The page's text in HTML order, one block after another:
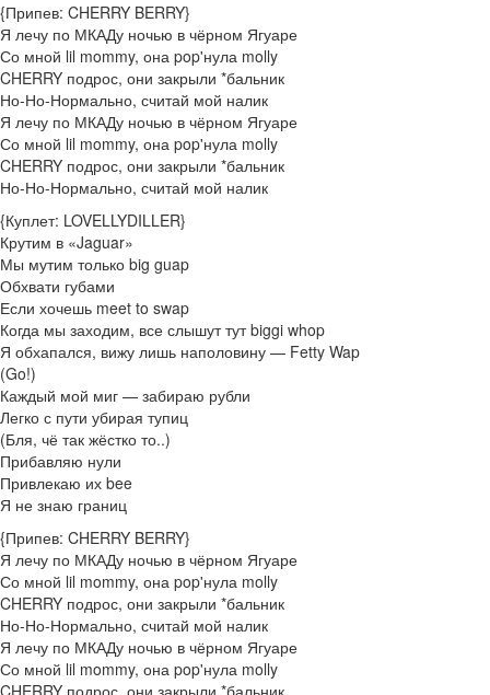
{Припев: CHERRY BERRY}
Я лечу по МКАДу ночью в чёрном Ягуаре
Со мной lil mommy, она pop'нула molly
CHERRY подрос, они закрыли *бальник
Но-Но-Нормально, считай мой налик
Я лечу по МКАДу ночью в чёрном Ягуаре
Со мной lil mommy, она pop'нула molly
CHERRY подрос, они закрыли *бальник
Но-Но-Нормально, считай мой налик
{Куплет: LOVELLYDILLER}
Крутим в «Jaguar»
Мы мутим только big guap
Обхвати губами
Если хочешь meet to swap
Когда мы заходим, все слышут тут biggi whop
Я обхапался, вижу лишь наполовину — Fetty Wap
(Go!)
Каждый мой миг — забираю рубли
Легко с пути убирая тупиц
(Бля, чё так жёстко то..)
Прибавляю нули
Привлекаю их bee
Я не знаю границ
{Припев: CHERRY BERRY}
Я лечу по МКАДу ночью в чёрном Ягуаре
Со мной lil mommy, она pop'нула molly
CHERRY подрос, они закрыли *бальник
Но-Но-Нормально, считай мой налик
Я лечу по МКАДу ночью в чёрном Ягуаре
Со мной lil mommy, она pop'нула molly
CHERRY подрос, они закрыли *бальник